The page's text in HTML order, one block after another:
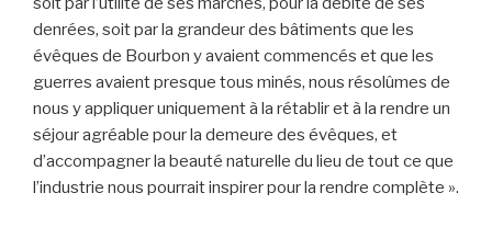
denrées, soit par la grandeur des bâtiments que les
évêques de Bourbon y avaient commencés et que les
guerres avaient presque tous minés, nous résolûmes de
nous y appliquer uniquement à la rétablir et à la rendre un
séjour agréable pour la demeure des évêques, et
d’accompagner la beauté naturelle du lieu de tout ce que
l’industrie nous pourrait inspirer pour la rendre complète ».